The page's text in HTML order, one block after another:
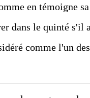
en témoigne sa
dans le quinté s'il
comme l'un des